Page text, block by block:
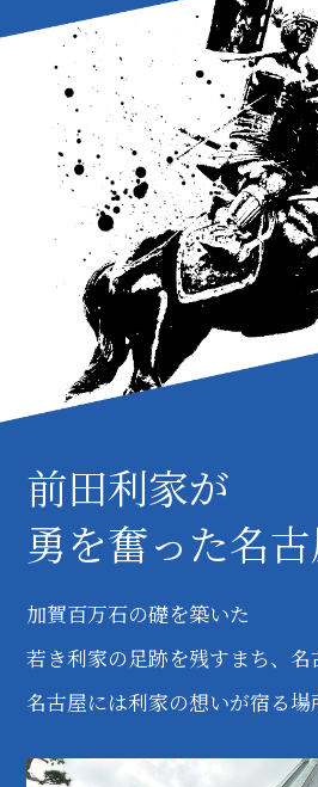
前田利家が
勇を奮った名
加賀百万石の礎を築いた
若き利家の足跡を残すまち、名
名古屋には利家の想いが宿る場